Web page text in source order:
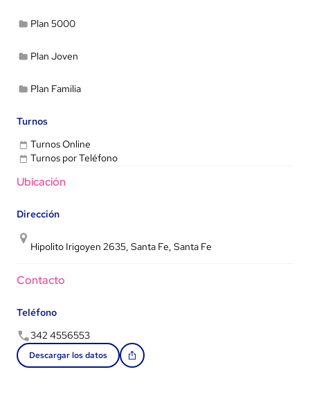
Plan 5000
Plan Joven
Plan Familia
Turnos
Turnos Online
Turnos por Teléfono
Ubicación
Dirección
Hipolito Irigoyen 2635, Santa Fe, Santa Fe
Contacto
Teléfono
342 4556553
Descargar los datos